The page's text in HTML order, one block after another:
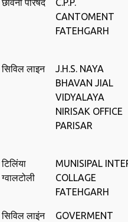
छावनी परिषद
C.P.P.
CANTOMENT
FATEHGARH
सिविल लाइन
J.H.S. NAYA
BHAVAN JIAL
VIDYALAYA
NIRISAK OFFICE
PARISAR
टिलिंया
ग्‍वालटोली
MUNISIPAL
COLLAGE
FATEHGARH
सिविल लाइंन
GOVERMENT